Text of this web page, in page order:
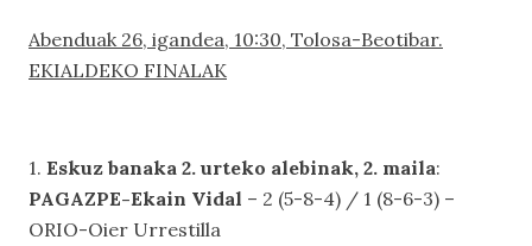
Abenduak 26, igandea, 10:30, Tolosa-Beotibar.
EKIALDEKO FINALAK
1. Eskuz banaka 2. urteko alebinak, 2. maila:
PAGAZPE-Ekain Vidal – 2 (5-8-4) / 1 (8-6-3) –
ORIO-Oier Urrestilla